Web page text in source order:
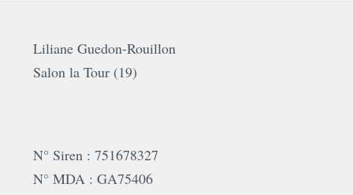
Liliane Guedon-Rouillon
Salon la Tour (19)
N° Siren : 751678327
N° MDA : GA75406